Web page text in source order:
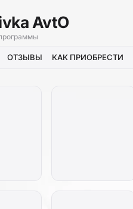
AvtO
ОТЗЫВЫ КАК ПРИОБРЕСТИ